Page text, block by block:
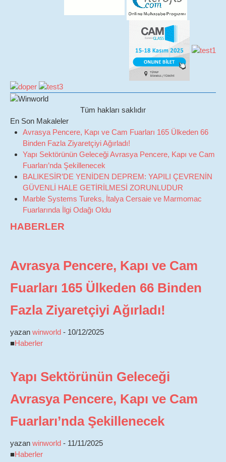
Tüm hakları saklıdır
En Son Makaleler
Avrasya Pencere, Kapı ve Cam Fuarları 165 Ülkeden 66
Binden Fazla Ziyaretçiyi Ağırladı!
Yapı Sektörünün Geleceği Avrasya Pencere, Kapı ve Cam
Fuarları’nda Şekillenecek
BALIKESİR’DE YENİDEN DEPREM: YAPILI ÇEVRENİN
GÜVENLİ HALE GETİRİLMESİ ZORUNLUDUR
Marble Systems Tureks, İtalya Cersaie ve Marmomac
Fuarlarında İlgi Odağı Oldu
HABERLER
Avrasya Pencere, Kapı ve Cam
Fuarları 165 Ülkeden 66 Binden
Fazla Ziyaretçiyi Ağırladı!
yazan winworld - 10/12/2025
■Haberler
Yapı Sektörünün Geleceği
Avrasya Pencere, Kapı ve Cam
Fuarları’nda Şekillenecek
yazan winworld - 11/11/2025
■Haberler